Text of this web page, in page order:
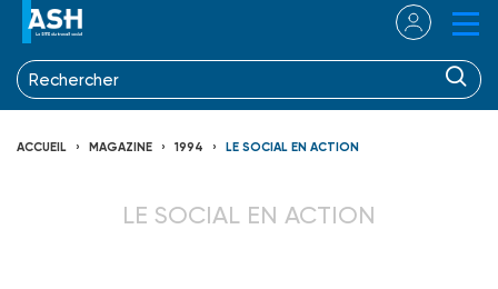
ACCUEIL MAGAZINE 1994 LE SOCIAL EN ACTION
LE SOCIAL EN ACTION